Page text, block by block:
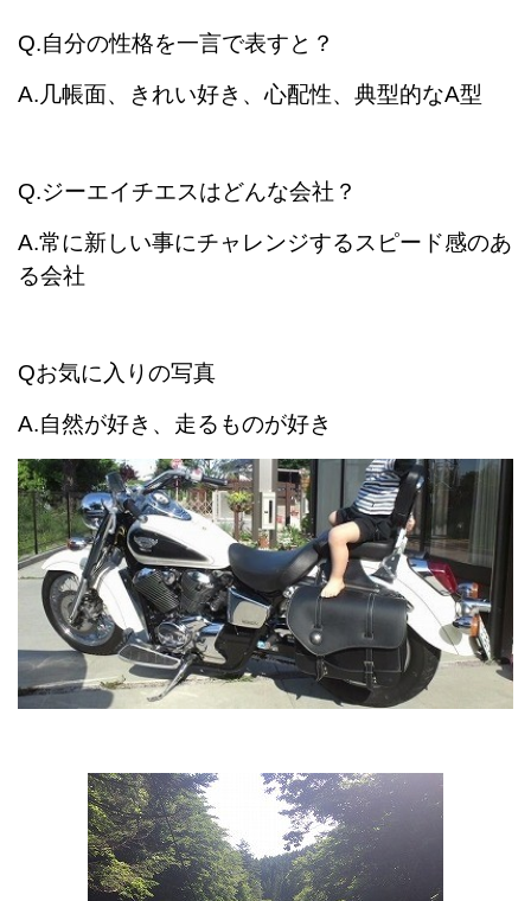
Q.自分の性格を一言で表すと？
A.几帳面、きれい好き、心配性、典型的なA型
Q.ジーエイチエスはどんな会社？
A.常に新しい事にチャレンジするスピード感のあ
る会社
Qお気に入りの写真
A.自然が好き、走るものが好き